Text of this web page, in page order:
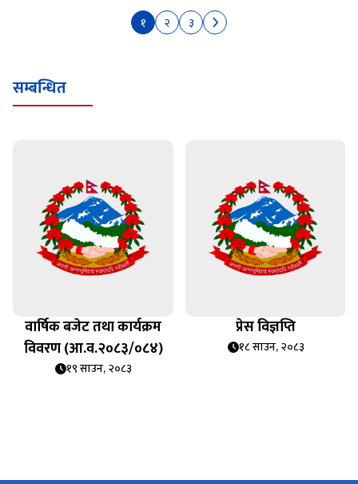
१ २ ३
सम्बन्धित
वार्षिक बजेट तथा कार्यक्रम
विवरण (आ.व.२०८३/०८४)
१९ साउन, २०८३
प्रेस विज्ञप्ति
१८ साउन, २०८३